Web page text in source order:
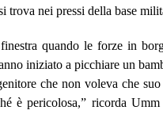
trova nei pressi della base
quando le forze in
iniziato a picchiare un
che non voleva che
è pericolosa,” ricorda